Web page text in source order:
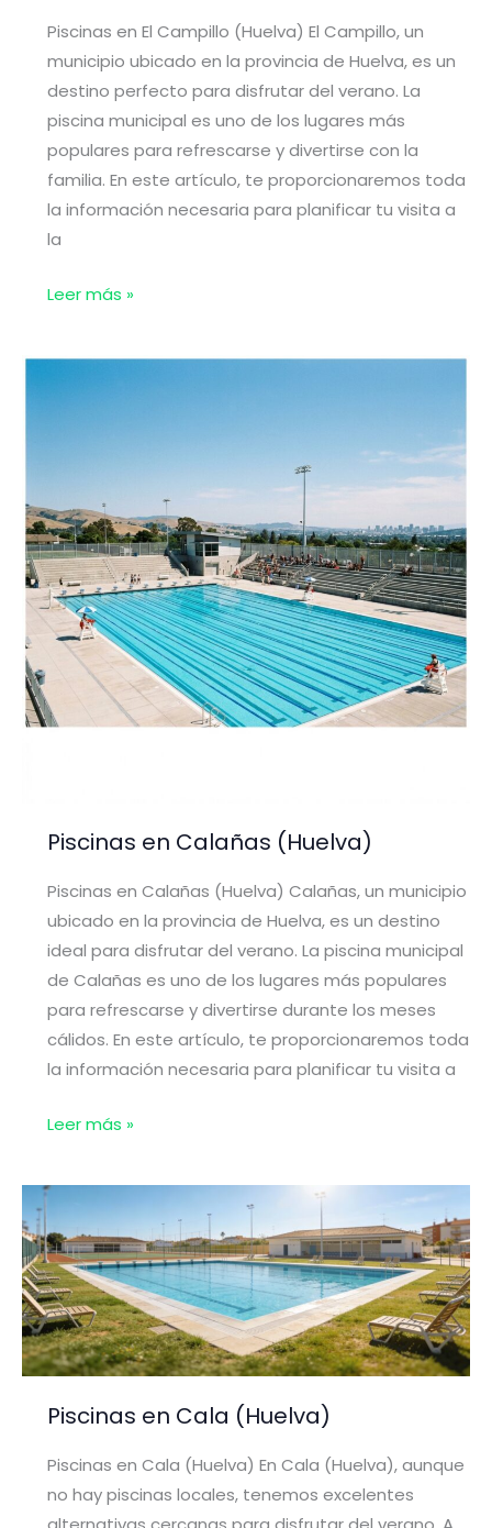
Piscinas en El Campillo (Huelva) El Campillo, un
municipio ubicado en la provincia de Huelva, es un
destino perfecto para disfrutar del verano. La
piscina municipal es uno de los lugares más
populares para refrescarse y divertirse con la
familia. En este artículo, te proporcionaremos toda
la información necesaria para planificar tu visita a
la
Piscinas
Leer más »
Piscinas en Calañas (Huelva)
Piscinas en Calañas (Huelva) Calañas, un municipio
ubicado en la provincia de Huelva, es un destino
ideal para disfrutar del verano. La piscina municipal
de Calañas es uno de los lugares más populares
para refrescarse y divertirse durante los meses
cálidos. En este artículo, te proporcionaremos toda
la información necesaria para planificar tu visita a
Piscinas
Calañas
(Huelva)
Leer más »
Piscinas en Cala (Huelva)
Piscinas en Cala (Huelva) En Cala (Huelva), aunque
no hay piscinas locales, tenemos excelentes